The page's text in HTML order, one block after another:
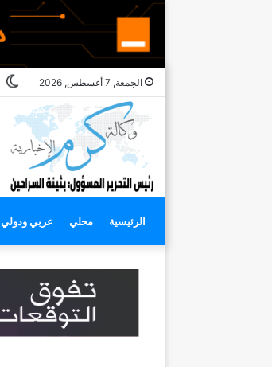
الجمعة, 7 أغسطس, 2026
الرئيسية محلي عربي ودولي